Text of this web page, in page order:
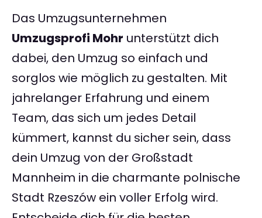
Das Umzugsunternehmen
Umzugsprofi Mohr unterstützt dich
dabei, den Umzug so einfach und
sorglos wie möglich zu gestalten. Mit
jahrelanger Erfahrung und einem
Team, das sich um jedes Detail
kümmert, kannst du sicher sein, dass
dein Umzug von der Großstadt
Mannheim in die charmante polnische
Stadt Rzeszów ein voller Erfolg wird.